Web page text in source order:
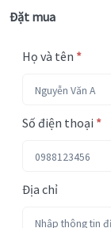
Đặt mua
Họ và tên *
Số điện thoại *
Địa chỉ